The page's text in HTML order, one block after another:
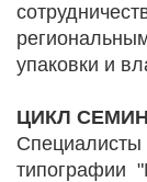
упаковки и
ЦИКЛ
типографии